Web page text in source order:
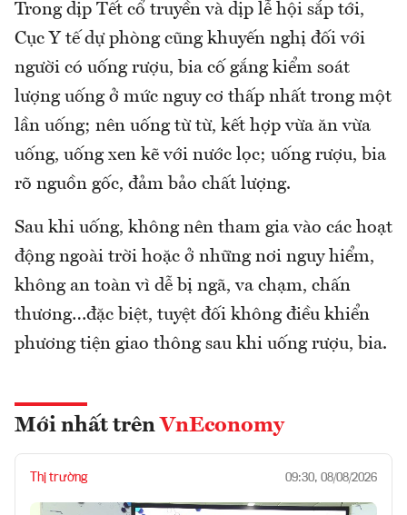
Trong dịp Tết cổ truyền và dịp lễ hội sắp tới,
Cục Y tế dự phòng cũng khuyến nghị đối với
người có uống rượu, bia cố gắng kiểm soát
lượng uống ở mức nguy cơ thấp nhất trong một
lần uống; nên uống từ từ, kết hợp vừa ăn vừa
uống, uống xen kẽ với nước lọc; uống rượu, bia
rõ nguồn gốc, đảm bảo chất lượng.
Sau khi uống, không nên tham gia vào các hoạt
động ngoài trời hoặc ở những nơi nguy hiểm,
không an toàn vì dễ bị ngã, va chạm, chấn
thương…đặc biệt, tuyệt đối không điều khiển
phương tiện giao thông sau khi uống rượu, bia.
Mới nhất trên VnEconomy
Thị trường 09:30, 08/08/2026